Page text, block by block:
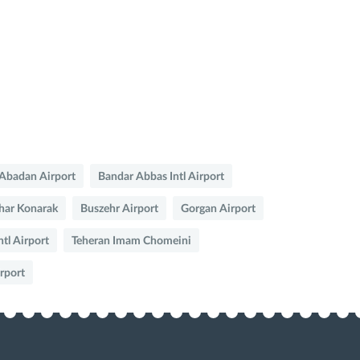
Airport Bandar Abbas Intl Airport
Konarak Buszehr Airport Gorgan Airport
Airport Teheran Imam Chomeini